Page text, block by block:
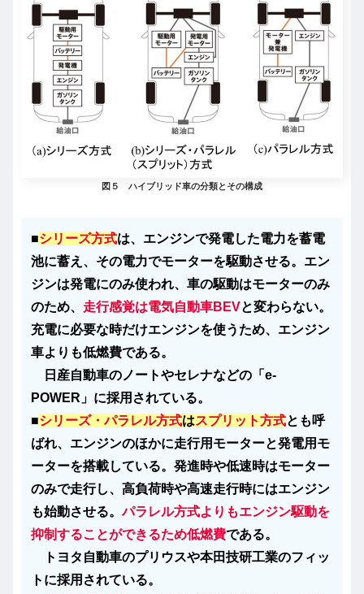
図５ ハイブリッド車の分類とその構成
■シリーズ方式は、エンジンで発電した電力を蓄電
池に蓄え、その電力でモーターを駆動させる。エン
ジンは発電にのみ使われ、車の駆動はモーターのみ
のため、 走行感覚は電気自動車BEVと変わらない。
充電に必要な時だけエンジンを使うため、エンジン
車よりも低燃費である。
日産自動車のノートやセレナなどの「e-
POWER」に採用されている。
■シリーズ・パラレル方式はスプリット方式とも呼
ばれ、エンジンのほかに走行用モーターと発電用モ
ーターを搭載している。発進時や低速時はモーター
のみで走行し、高負荷時や高速走行時にはエンジン
も始動させる。パラレル方式よりもエンジン駆動を
抑制することができるため低燃費である。
トヨタ自動車のプリウスや本田技研工業のフィッ
トに採用されている。